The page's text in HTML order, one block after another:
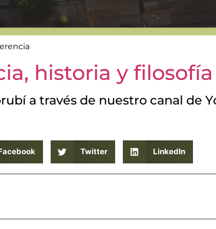
historia y filosofía
a través de nuestro canal de
Twitter LinkedIn